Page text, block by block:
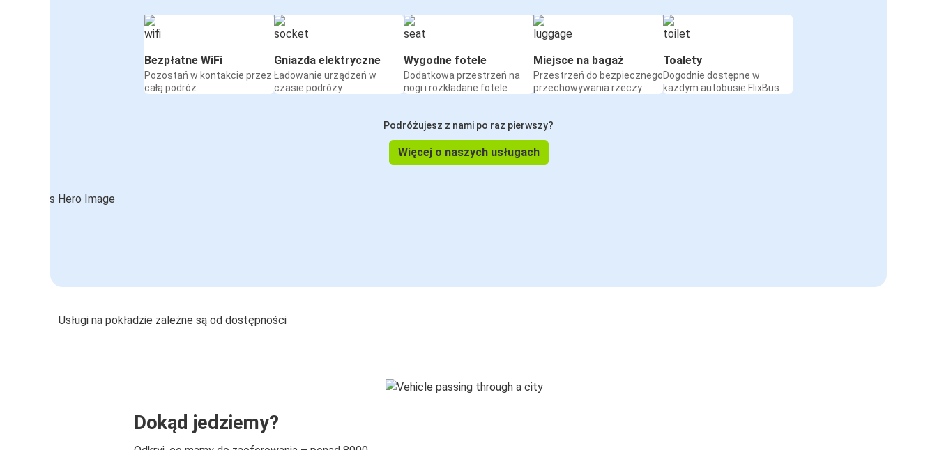
Bezpłatne WiFi
Pozostań w kontakcie przez
całą podróż
Gniazda elektryczne
Ładowanie urządzeń w
czasie podróży
Wygodne fotele
Dodatkowa przestrzeń na
nogi i rozkładane fotele
Miejsce na bagaż
Przestrzeń do bezpiecznego
przechowywania rzeczy
Toalety
Dogodnie dostępne w
każdym autobusie FlixBus
Podróżujesz z nami po raz pierwszy?
Więcej o naszych usługach
Usługi na pokładzie zależne są od dostępności
Dokąd jedziemy?